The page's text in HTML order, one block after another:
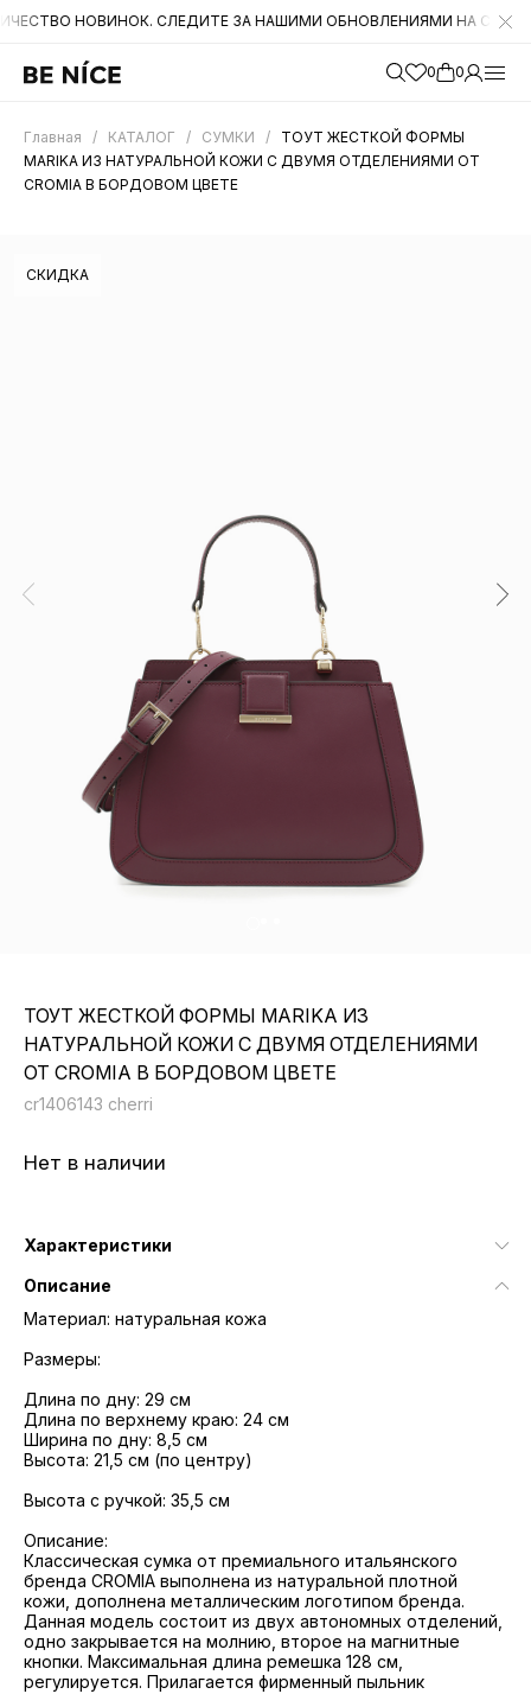
НОВИНОК. СЛЕДИТЕ ЗА НАШИМИ ОБНОВЛЕНИЯМИ НА САЙТЕ. А
0 0
Главная / КАТАЛОГ / СУМКИ /
ТОУТ ЖЕСТКОЙ ФОРМЫ
MARIKA ИЗ НАТУРАЛЬНОЙ КОЖИ С ДВУМЯ ОТДЕЛЕНИЯМИ ОТ
CROMIA В БОРДОВОМ ЦВЕТЕ
СКИДКА
ТОУТ ЖЕСТКОЙ ФОРМЫ MARIKA ИЗ
НАТУРАЛЬНОЙ КОЖИ С ДВУМЯ ОТДЕЛЕНИЯМИ
ОТ CROMIA В БОРДОВОМ ЦВЕТЕ
cr1406143 cherri
Нет в наличии
Характеристики
Описание
Материал: натуральная кожа
Размеры:
Длина по дну: 29 см
Длина по верхнему краю: 24 см
Ширина по дну: 8,5 см
Высота: 21,5 см (по центру)
Высота с ручкой: 35,5 см
Описание:
Классическая сумка от премиального итальянского
бренда CROMIA выполнена из натуральной плотной
кожи, дополнена металлическим логотипом бренда.
Данная модель состоит из двух автономных отделений,
одно закрывается на молнию, второе на магнитные
кнопки. Максимальная длина ремешка 128 см,
регулируется. Прилагается фирменный пыльник